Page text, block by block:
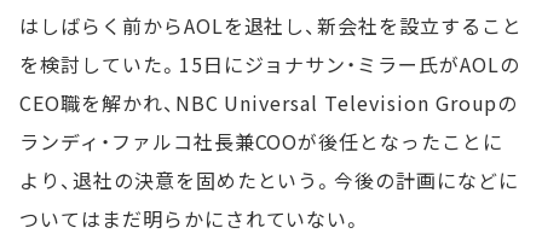
はしばらく前からAOLを退社し、新会社を設立すること
を検討していた。15日にジョナサン・ミラー氏がAOLの
CEO職を解かれ、NBC Universal Television Groupの
ランディ・ファルコ社長兼COOが後任となったことに
より、退社の決意を固めたという。今後の計画になどに
ついてはまだ明らかにされていない。